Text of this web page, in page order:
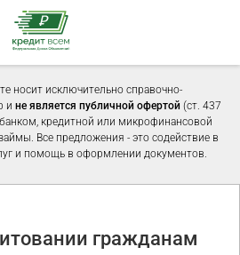
носит исключительно справочно-
и не является публичной офертой (ст. 437
кредитной или микрофинансовой
Все предложения - это содействие в
и помощь в оформлении документов.
гражданам